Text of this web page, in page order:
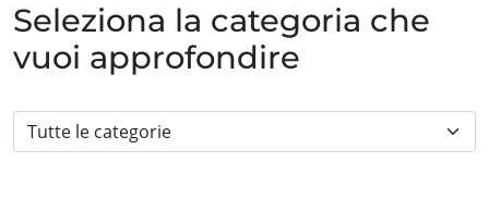
Seleziona la categoria che
vuoi approfondire